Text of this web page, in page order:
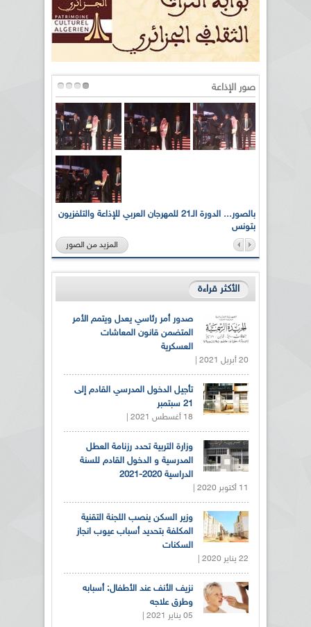
صور الإذاعة
بالصور... الدورة الـ21 للمهرجان العربي للإذاعة والتلفزيون
بتونس
المزيد من الصور
الأكثر قراءة
صدور أمر رئاسي يعدل ويتمم الأمر
المتضمن قانون المعاشات
العسكرية
20 أبريل 2021 |
تأجيل الدخول المدرسي القادم إلى
21 سبتمبر
18 أغسطس 2021 |
وزارة التربية تحدد رزنامة العطل
المدرسية و الدخول القادم للسنة
الدراسية 2020-2021
11 أكتوبر 2020 |
وزير السكن ينصب اللجنة التقنية
المكلفة بتحديد أسباب عيوب انجاز
السكنات
22 يناير 2020 |
نزيف الأنف عند الأطفال: أسبابه
وطرق علاجه
05 يناير 2021 |